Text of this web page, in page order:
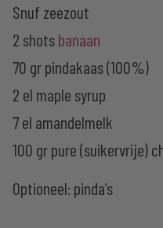
Snuf zeezout
2 shotsbanaan
70 gr pindakaas (100%)
2 el maple syrup
7 el amandelmelk
100 gr pure (suikervrije)
Optioneel: pinda’s